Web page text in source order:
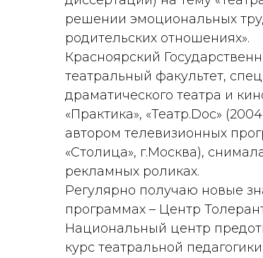
решении эмоциональных
родительских отношениях».
Красноярский
театральный факультет,
драматического театра и
«Практика», «Театр.Dос»
автором телевизионных
«Столица», г.Москва),
рекламных роликах.
Регулярно получаю новые
программах – Центр
Национальный центр
курс театральной